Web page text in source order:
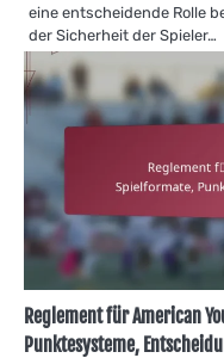
eine entscheidende Rolle
der Sicherheit der Spieler…
Reglement für American
Punktesysteme,